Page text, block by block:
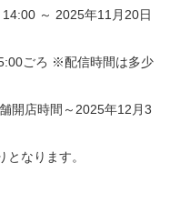
～ 2025年11月20日
ごろ ※配信時間は多少
開店時間～2025年12月3
なります。